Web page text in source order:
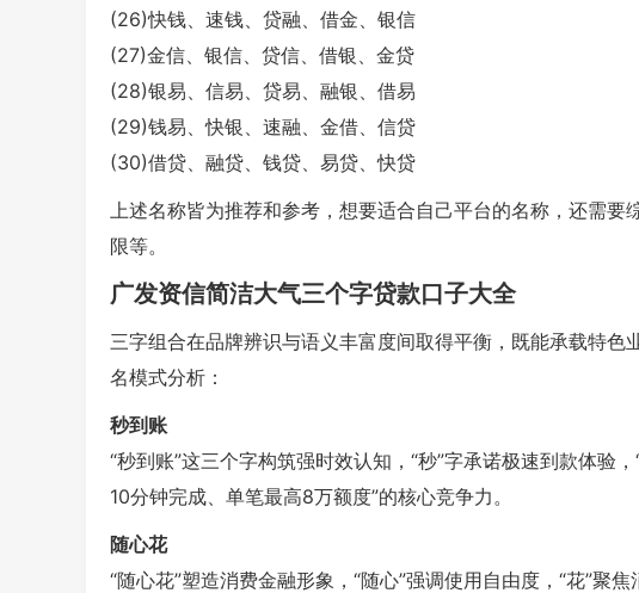
(26)快钱、速钱、贷融、借金、银信
(27)金信、银信、贷信、借银、金贷
(28)银易、信易、贷易、融银、借易
(29)钱易、快银、速融、金借、信贷
(30)借贷、融贷、钱贷、易贷、快贷
上述名称皆为推荐和参考，想要适合自己平台的名称，还需要
限等。
广发资信简洁大气三个字贷款口子大全
三字组合在品牌辨识与语义丰富度间取得平衡，既能承载特色
名模式分析：
秒到账
“秒到账”这三个字构筑强时效认知，“秒”字承诺极速到款体验
10分钟完成、单笔最高8万额度”的核心竞争力。
随心花
“随心花”塑造消费金融形象，“随心”强调使用自由度，“花”聚